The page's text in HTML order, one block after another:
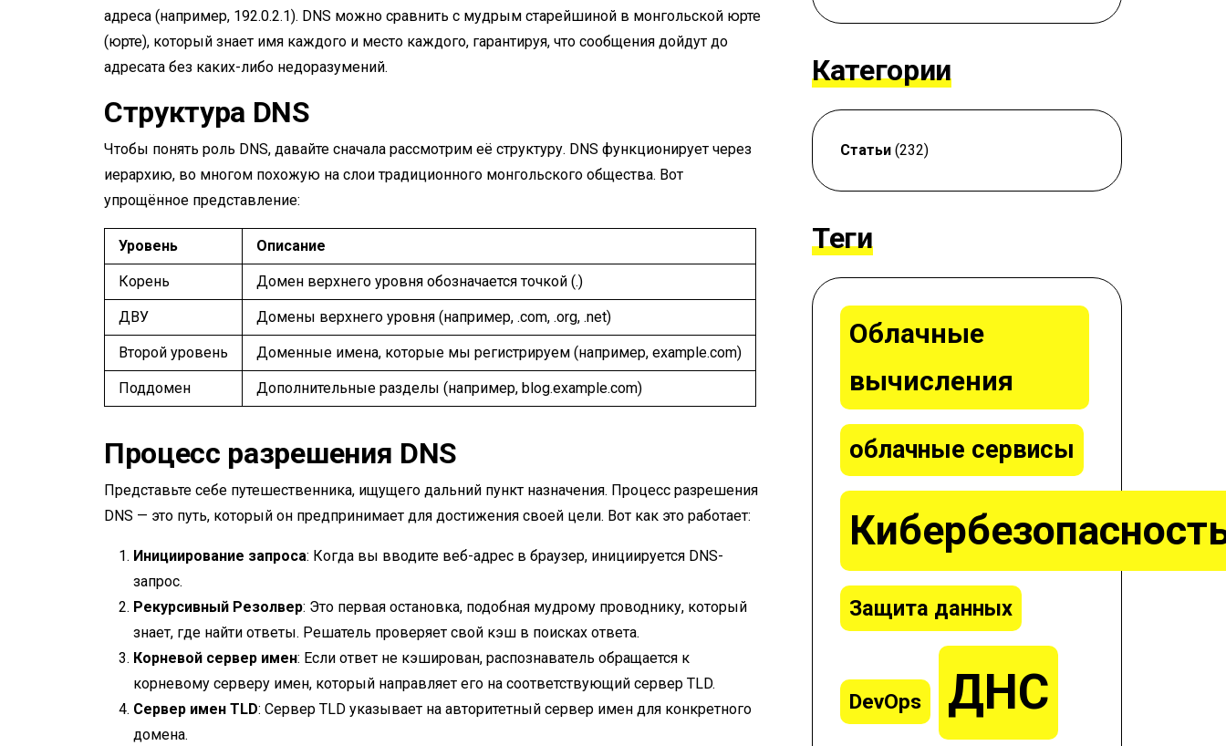
адреса (например, 192.0.2.1). DNS можно сравнить с мудрым старейшиной в монгольской юрте
(юрте), который знает имя каждого и место каждого, гарантируя, что сообщения дойдут до
адресата без каких-либо недоразумений.
Структура DNS
Чтобы понять роль DNS, давайте сначала рассмотрим её структуру. DNS функционирует через
иерархию, во многом похожую на слои традиционного монгольского общества. Вот
упрощённое представление:
Уровень Описание
Корень Домен верхнего уровня обозначается точкой (.)
ДВУ Домены верхнего уровня (например, .com, .org, .net)
Второй уровень Доменные имена, которые мы регистрируем (например, example.com)
Поддомен Дополнительные разделы (например, blog.example.com)
Процесс разрешения DNS
Представьте себе путешественника, ищущего дальний пункт назначения. Процесс разрешения
DNS — это путь, который он предпринимает для достижения своей цели. Вот как это работает:
Инициирование запроса: Когда вы вводите веб-адрес в браузер, инициируется DNS-
запрос.
Рекурсивный Резолвер: Это первая остановка, подобная мудрому проводнику, который
знает, где найти ответы. Решатель проверяет свой кэш в поисках ответа.
Корневой сервер имен: Если ответ не кэширован, распознаватель обращается к
корневому серверу имен, который направляет его на соответствующий сервер TLD.
Сервер имен TLD: Сервер TLD указывает на авторитетный сервер имен для конкретного
домена.
Категории
Статьи (232)
Теги
Облачные
вычисления
облачные сервисы
Защита данных
DevOps ДНС